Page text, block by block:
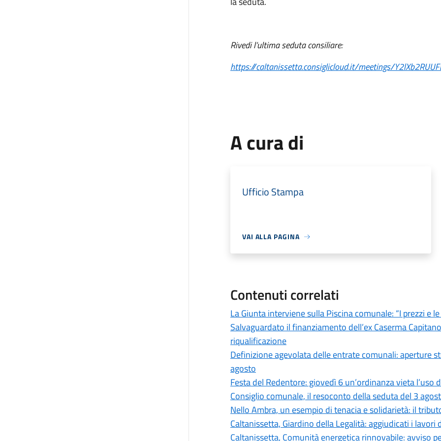
Rivedi l’ultima seduta consiliare:
https://caltanissetta.consiglicloud.it/meetings/
A cura di
Ufficio Stampa
VAI ALLA PAGINA
Contenuti correlati
La Giunta interviene sulla Piscina comunale: “I prezzi e
Salvaguardato il finanziamento dell’ex Caserma
riqualificazione
Definizione agevolata delle entrate comunali: aperture
agosto
Festa del Redentore: giovedì 6 un’ordinanza vieta
Consiglio comunale, il resoconto della seduta del 3
Nello Ambra, un esempio di tenacia e solidarietà: il
Caltanissetta, Giardino della Legalità: aggiudicati i lavori
Caltanissetta, Comunità energetica rinnovabile: avviso